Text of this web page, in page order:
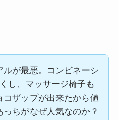
が最悪。コンビネーシ
し、マッサージ椅子も
ザップが出来たから値
ちがなぜ人気なのか？